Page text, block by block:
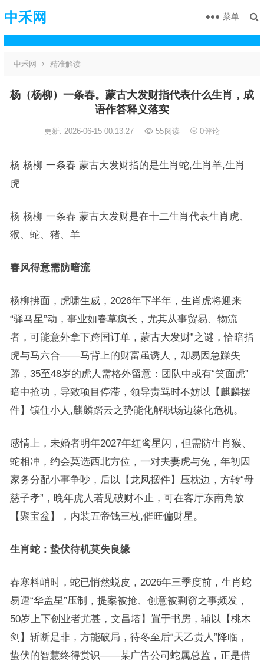
中禾网 菜单
中禾网 精准解读
杨（杨柳）一条春。蒙古大发财指代表什么生肖，成
语作答释义落实
更新: 2026-06-15 00:13:27 55阅读 0评论
杨 杨柳 一条春 蒙古大发财指的是生肖蛇,生肖羊,生肖
虎
杨 杨柳 一条春 蒙古大发财是在十二生肖代表生肖虎、
猴、蛇、猪、羊
春风得意需防暗流
杨柳拂面，虎啸生威，2026年下半年，生肖虎将迎来
“驿马星”动，事业如春草疯长，尤其从事贸易、物流
者，可能意外拿下跨国订单，蒙古大发财”之谜，恰暗指
虎与马六合——马背上的财富虽诱人，却易因急躁失
蹄，35至48岁的虎人需格外留意：团队中或有“笑面虎”
暗中抢功，导致项目停滞，领导责骂时不妨以【麒麟摆
件】镇住小人,麒麟踏云之势能化解职场边缘化危机。
感情上，未婚者明年2027年红鸾星闪，但需防生肖猴、
蛇相冲，约会莫选西北方位，一对夫妻虎与兔，年初因
家务分配小事争吵，后以【龙凤摆件】压枕边，方转“母
慈子孝”，晚年虎人若见破财不止，可在客厅东南角放
【聚宝盆】，内装五帝钱三枚,催旺偏财星。
生肖蛇：蛰伏待机莫失良缘
春寒料峭时，蛇已悄然蜕皮，2026年三季度前，生肖蛇
易遭“华盖星”压制，提案被抢、创意被剽窃之事频发，
50岁上下创业者尤甚，文昌塔】置于书房，辅以【桃木
剑】斩断是非，方能破局，待冬至后“天乙贵人”降临，
蛰伏的智慧终得赏识——某广告公司蛇属总监，正是借